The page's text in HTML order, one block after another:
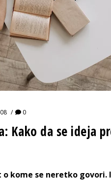
0
Kako da se ideja
kome se neretko govori.